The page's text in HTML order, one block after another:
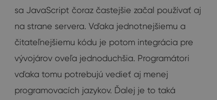
sa JavaScript čoraz častejšie začal používať aj
na strane servera. Vďaka jednotnejšiemu a
čitateľnejšiemu kódu je potom integrácia pre
vývojárov oveľa jednoduchšia. Programátori
vďaka tomu potrebujú vedieť aj menej
programovacích jazykov. Ďalej je to taká